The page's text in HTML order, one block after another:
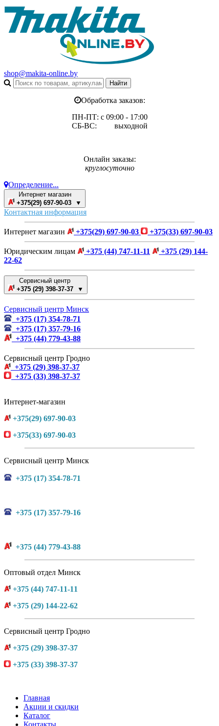
shop@makita-online.by
Обработка заказов:
ПН-ПТ: с 09:00 - 17:00
СБ-ВС: выходной
Онлайн заказы:
круглосуточно
Определение...
Интернет магазин
+375(29) 697-90-03 ▼
Контактная информация
Интернет магазин +375(29) 697-90-03 +375(33) 697-90-03
Юридическим лицам +375 (44) 747-11-11
+375 (29) 144-
22-62
Сервисный центр
+375 (29) 398-37-37 ▼
Сервисный центр Минск
+375 (17) 354-78-71
+375 (17) 357-79-16
+375 (44) 779-43-88
Сервисный центр Гродно
+375 (29) 398-37-37
+375 (33) 398-37-37
Интернет-магазин
+375(29) 697-90-03
+375(33) 697-90-03
Сервисный центр Минск
+375 (17) 354-78-71
+375 (17) 357-79-16
+375 (44) 779-43-88
Оптовый отдел Минск
+375 (44) 747-11-11
+375 (29) 144-22-62
Сервисный центр Гродно
+375 (29) 398-37-37
+375 (33) 398-37-37
Главная
Акции и скидки
Каталог
Контакты